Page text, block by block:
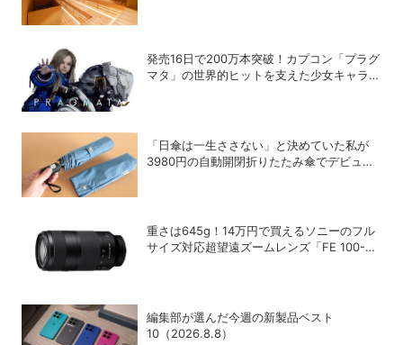
発売16日で200万本突破！カプコン「プラグ
マタ」の世界的ヒットを支えた少女キャラの
「日傘は一生ささない」と決めていた私が
3980円の自動開閉折りたたみ傘でデビュー
重さは645g！14万円で買えるソニーのフル
サイズ対応超望遠ズームレンズ「FE 100-
編集部が選んだ今週の新製品ベスト
10（2026.8.8）